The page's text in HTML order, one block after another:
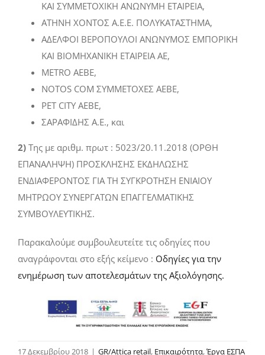
ΚΑΙ ΣΥΜΜΕΤΟΧΙΚΗ ΑΝΩΝΥΜΗ ΕΤΑΙΡΕΙΑ,
ΑΤΗΝΗ ΧΟΝΤΟΣ Α.Ε.Ε. ΠΟΛΥΚΑΤΑΣΤΗΜΑ,
ΑΔΕΛΦΟΙ ΒΕΡΟΠΟΥΛΟΙ ΑΝΩΝΥΜΟΣ ΕΜΠΟΡΙΚΗ
ΚΑΙ ΒΙΟΜΗΧΑΝΙΚΗ ΕΤΑΙΡΕΙΑ ΑΕ,
METRO AEBE,
NOTOS COM ΣΥΜΜΕΤΟΧΕΣ ΑΕΒΕ,
PET CITY ΑΕΒΕ,
ΣΑΡΑΦΙΔΗΣ Α.Ε., και
2) Της με αριθμ. πρωτ : 5023/20.11.2018 (ΟΡΘΗ
ΕΠΑΝΑΛΗΨΗ) ΠΡΟΣΚΛΗΣΗΣ ΕΚΔΗΛΩΣΗΣ
ΕΝΔΙΑΦΕΡΟΝΤΟΣ ΓΙΑ ΤΗ ΣΥΓΚΡΟΤΗΣΗ ΕΝΙΑΙΟΥ
ΜΗΤΡΩΟΥ ΣΥΝΕΡΓΑΤΩΝ ΕΠΑΓΓΕΛΜΑΤΙΚΗΣ
ΣΥΜΒΟΥΛΕΥΤΙΚΗΣ.
Παρακαλούμε συμβουλευτείτε τις οδηγίες που
αναγράφονται στο εξής κείμενο : Οδηγίες για την
ενημέρωση των αποτελεσμάτων της Αξιολόγησης.
17 Δεκεμβρίου 2018 | GR/Attica retail, Επικαιρότητα,Έργα ΕΣΠΑ